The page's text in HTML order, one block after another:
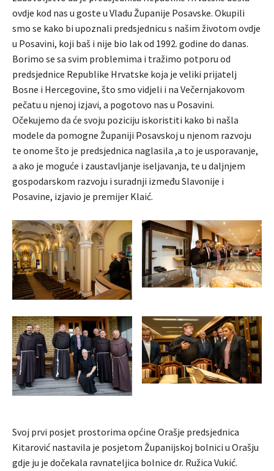
ovdje kod nas u goste u Vladu Županije Posavske. Okupili
smo se kako bi upoznali predsjednicu s našim životom ovdje
u Posavini, koji baš i nije bio lak od 1992. godine do danas.
Borimo se sa svim problemima i tražimo potporu od
predsjednice Republike Hrvatske koja je veliki prijatelj
Bosne i Hercegovine, što smo vidjeli i na Večernjakovom
pečatu u njenoj izjavi, a pogotovo nas u Posavini.
Očekujemo da će svoju poziciju iskoristiti kako bi našla
modele da pomogne Županiji Posavskoj u njenom razvoju
te onome što je predsjednica naglasila ,a to je usporavanje,
a ako je moguće i zaustavljanje iseljavanja, te u daljnjem
gospodarskom razvoju i suradnji između Slavonije i
Posavine, izjavio je premijer Klaić.
Svoj prvi posjet prostorima općine Orašje predsjednica
Kitarović nastavila je posjetom Županijskoj bolnici u Orašju
gdje ju je dočekala ravnateljica bolnice dr. Ružica Vukić.